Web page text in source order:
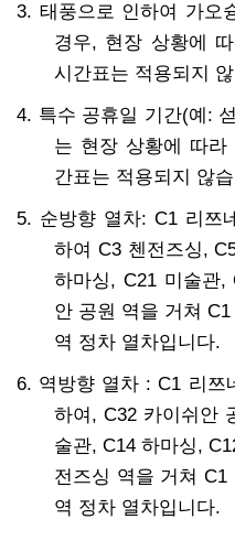
3. 태풍으로 인하여 가오
경우, 현장 상황에
시간표는 적용되지
4. 특수 공휴일 기간(예:
는 현장 상황에 따라
간표는 적용되지 않
5. 순방향 열차: C1 리쯔
하여 C3 첸전즈싱,
하마싱, C21 미술관,
안 공원 역을 거쳐
역 정차 열차입니다.
6. 역방향 열차 : C1 리쯔
하여, C32 카이쉬안
술관, C14 하마싱,
전즈싱 역을 거쳐
역 정차 열차입니다.